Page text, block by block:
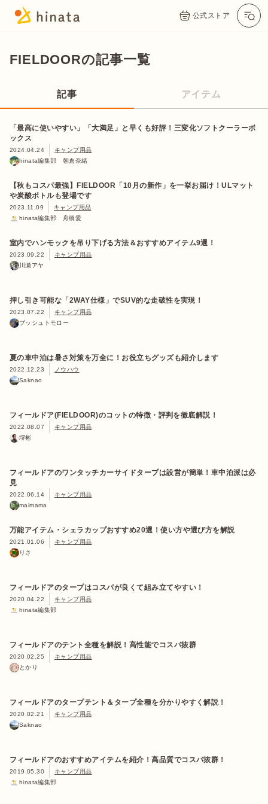
公式ストア
FIELDOORの記事一覧
記事 アイテム
「最高に使いやすい」「大満足」と早くも好評！三変化ソフトクーラーボ
ックス
2024.04.24
キャンプ用品
hinata編集部 朝倉奈緒
【秋もコスパ最強】FIELDOOR「10月の新作」を一挙お届け！ULマット
や炭酸ボトルも登場です
2023.11.09
キャンプ用品
hinata編集部 舟橋愛
室内でハンモックを吊り下げる方法＆おすすめアイテム9選！
2023.09.22
キャンプ用品
川瀬アヤ
押し引き可能な「2WAY仕様」でSUV的な走破性を実現！
2023.07.22
キャンプ用品
ブッシュトモロー
夏の車中泊は暑さ対策を万全に！お役立ちグッズも紹介します
2022.12.23
ノウハウ
Saknao
フィールドア(FIELDOOR)のコットの特徴・評判を徹底解説！
2022.08.07
キャンプ用品
堺彬
フィールドアのワンタッチカーサイドタープは設営が簡単！車中泊派は必
見
2022.06.14
キャンプ用品
maimama
万能アイテム・シェラカップおすすめ20選！使い方や選び方を解説
2021.01.06
キャンプ用品
りさ
フィールドアのタープはコスパが良くて組み立てやすい！
2020.04.22
キャンプ用品
hinata編集部
フィールドアのテント全種を解説！高性能でコスパ抜群
2020.02.25
キャンプ用品
とかり
フィールドアのタープテント＆タープ全種を分かりやすく解説！
2020.02.21
キャンプ用品
Saknao
フィールドアのおすすめアイテムを紹介！高品質でコスパ抜群！
2019.05.30
キャンプ用品
hinata編集部